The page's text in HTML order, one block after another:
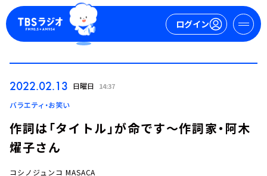
ログイン
ログイン
2022.02.13 日曜日 14:37
バラエティ・お笑い
作詞は「タイトル」が命です～作詞家・阿木
燿子さん
コシノジュンコ MASACA